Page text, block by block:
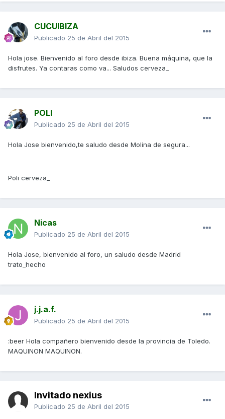
CUCUIBIZA
Publicado 25 de Abril del 2015
Hola jose. Bienvenido al foro desde ibiza. Buena máquina, que la
disfrutes. Ya contaras como va... Saludos cerveza_
POLI
Publicado 25 de Abril del 2015
Hola Jose bienvenido,te saludo desde Molina de segura...
Poli cerveza_
Nicas
Publicado 25 de Abril del 2015
Hola Jose, bienvenido al foro, un saludo desde Madrid
trato_hecho
j.j.a.f.
Publicado 25 de Abril del 2015
:beer Hola compañero bienvenido desde la provincia de Toledo.
MAQUINON MAQUINON.
Invitado nexius
Publicado 25 de Abril del 2015